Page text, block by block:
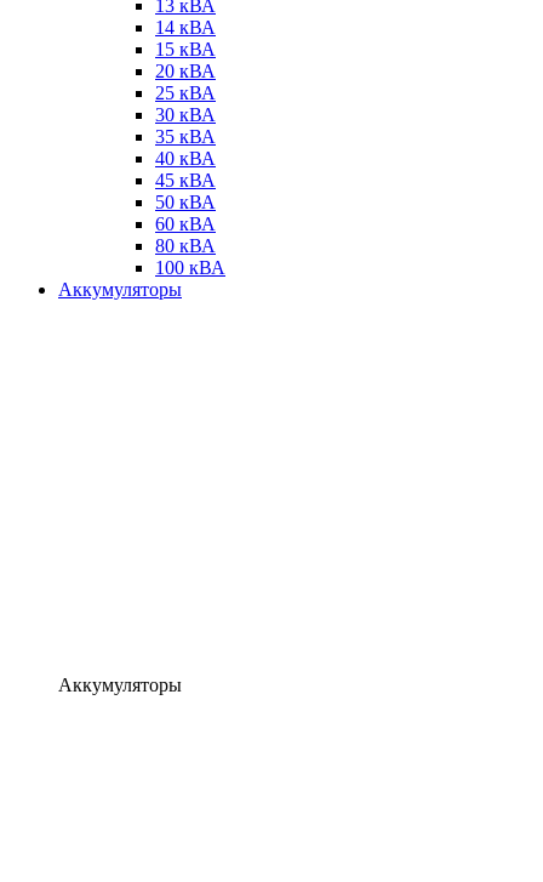
13 кВА
14 кВА
15 кВА
20 кВА
25 кВА
30 кВА
35 кВА
40 кВА
45 кВА
50 кВА
60 кВА
80 кВА
100 кВА
Аккумуляторы
Аккумуляторы